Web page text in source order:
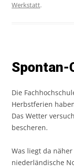
Werkstatt.
Spontan-
Die
Herbstferien
Das Wetter
bescheren.
Was liegt da
niederländische